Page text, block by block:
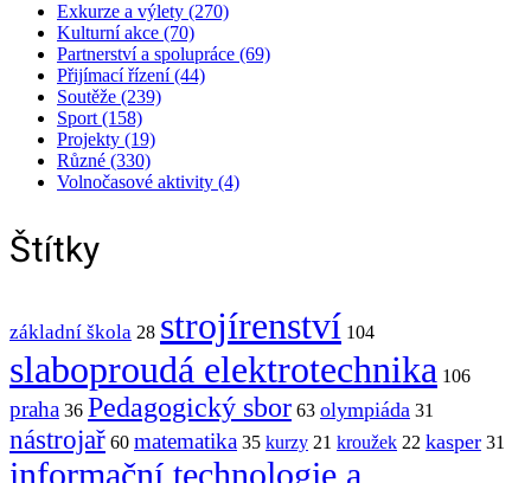
Exkurze a výlety (270)
Kulturní akce (70)
Partnerství a spolupráce (69)
Přijímací řízení (44)
Soutěže (239)
Sport (158)
Projekty (19)
Různé (330)
Volnočasové aktivity (4)
Štítky
základní škola 28 strojírenství 104
slaboproudá elektrotechnika 106
praha 36 Pedagogický sbor 63 olympiáda 31
nástrojař 60 matematika 35 kurzy 21 kroužek 22 kasper 31
informační technologie a